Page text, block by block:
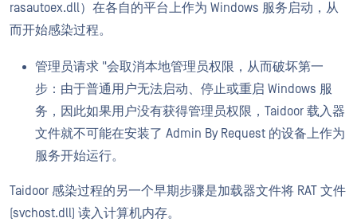
rasautoex.dll）在各自的平台上作为 Windows 服务启动，从
而开始感染过程。
管理员请求 "会取消本地管理员权限，从而破坏第一
步：由于普通用户无法启动、停止或重启 Windows 服
务，因此如果用户没有获得管理员权限，Taidoor 载入器
文件就不可能在安装了 Admin By Request 的设备上作为
服务开始运行。
Taidoor 感染过程的另一个早期步骤是加载器文件将 RAT 文件
(svchost.dll) 读入计算机内存。